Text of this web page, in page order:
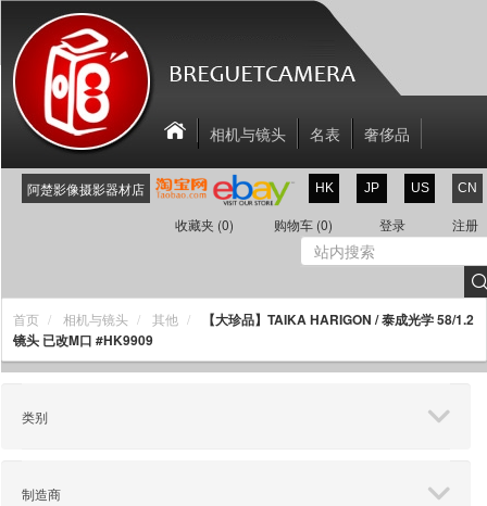
CN
US
JP
HK
阿楚影像摄影器材店
注册
登录
购物车 (0)
收藏夹 (0)
相机与镜头 名表
奢侈品
相机配件
关于我们
联系我们
新商品
折扣区
首页 相机与镜头 其他
【大珍品】TAIKA HARIGON / 泰成光学 58/1.2
镜头 已改M口 #HK9909
类别
制造商